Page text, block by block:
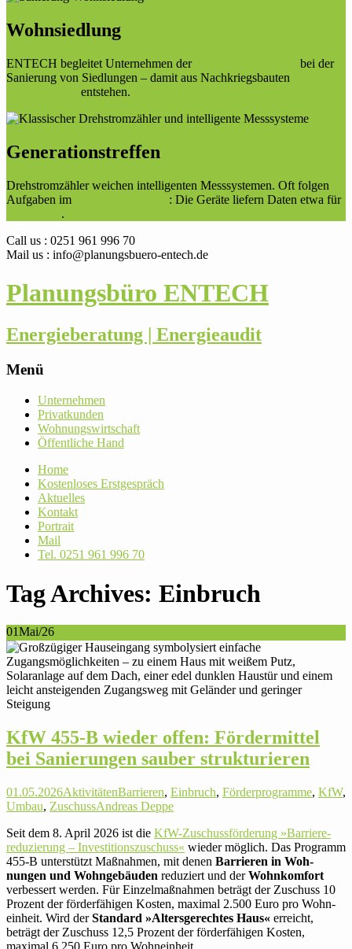
Wohnsiedlung
ENTECH begleitet Unternehmen der
bei der
Sanierung von Siedlungen – damit aus Nachkriegsbauten
entstehen.
Generationstreffen
Drehstromzähler weichen intelligenten Messsystemen. Oft folgen
Aufgaben im
: Die Geräte liefern Daten etwa für
.
Call us : 0251 961 996 70
Mail us : info@planungsbuero-entech.de
Planungsbüro ENTECH
Energieberatung | Energieaudit
Menü
Skip
content
Unter­nehmen
Pri­vat­kunden
Woh­nungs­wirt­schaft
Öffent­liche Hand
Home
Kos­ten­loses Erstgespräch
Aktu­elles
Kontakt
Por­trait
Mail
Tel. 0251 961 996 70
Tag Archives: Einbruch
01Mai/26
KfW 455‑B wieder offen: För­der­mittel
bei Sanie­rungen sauber strukturieren
01.05.2026AktivitätenBarrieren, Einbruch, Förderprogramme, KfW,
Umbau, ZuschussAndreas Deppe
Seit dem 8. April 2026 ist die KfW-Zuschuss­för­de­rung »Bar­rie­re­
redu­zie­rung – Inves­ti­ti­ons­zu­schuss« wieder möglich. Das Pro­gramm
455‑B unter­stützt Maß­nahmen, mit denen Bar­rieren in Woh­
nungen und Wohn­ge­bäuden redu­ziert und derWohn­kom­fort
ver­bes­sert werden. Für Ein­zel­maß­nahmen beträgt der Zuschuss 10
Prozent der för­der­fä­higen Kosten, maximal 2.500 Euro pro Wohn­
ein­heit. Wird derStan­dard »Alters­ge­rechtes Haus« erreicht,
beträgt der Zuschuss 12,5 Prozent der för­der­fä­higen Kosten,
maximal 6.250 Euro pro Wohneinheit.